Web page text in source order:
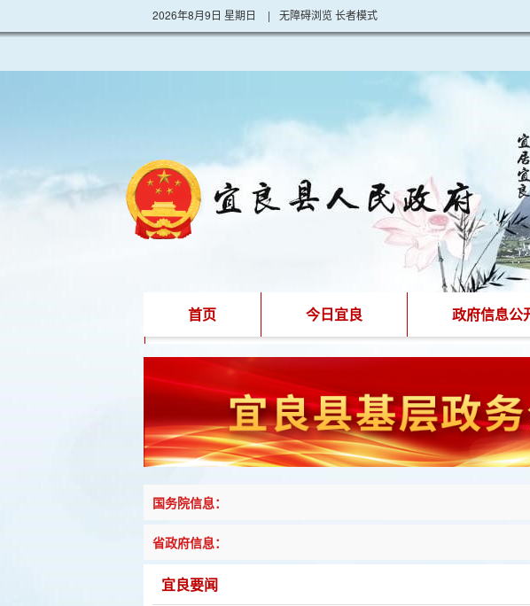
2026年8月9日 星期日 | 无障碍浏览长者模式
首页 今日宜良 政府信息公
国务院信息：
省政府信息：
宜良要闻